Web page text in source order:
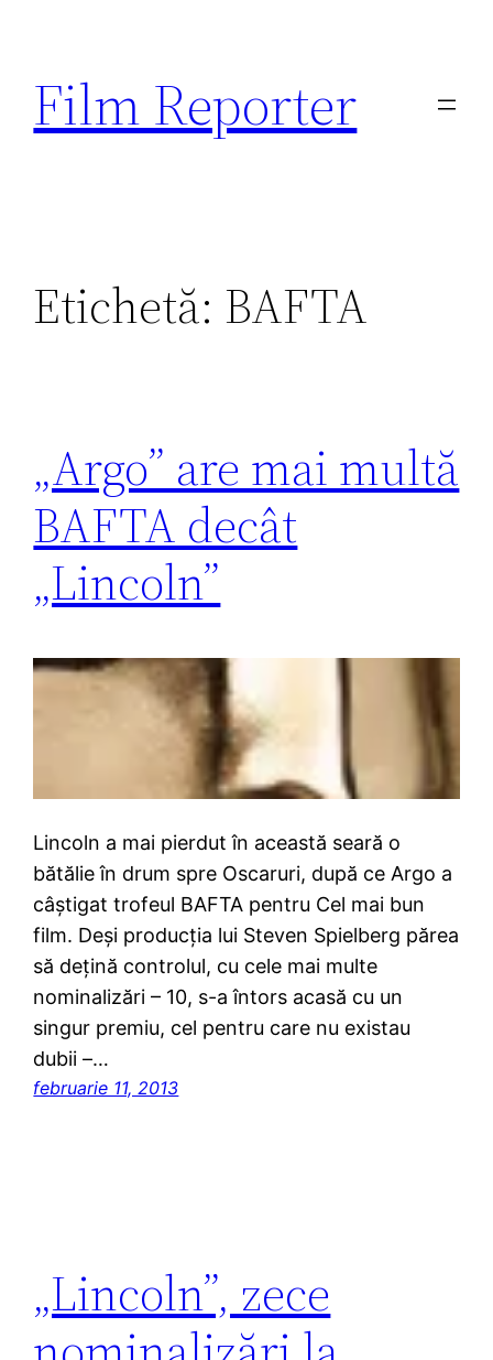
conținut
Film Reporter
Etichetă: BAFTA
„Argo” are mai multă
BAFTA decât
„Lincoln”
Lincoln a mai pierdut în această seară o
bătălie în drum spre Oscaruri, după ce Argo a
câştigat trofeul BAFTA pentru Cel mai bun
film. Deşi producţia lui Steven Spielberg părea
să deţină controlul, cu cele mai multe
nominalizări – 10, s-a întors acasă cu un
singur premiu, cel pentru care nu existau
dubii –…
februarie 11, 2013
„Lincoln”, zece